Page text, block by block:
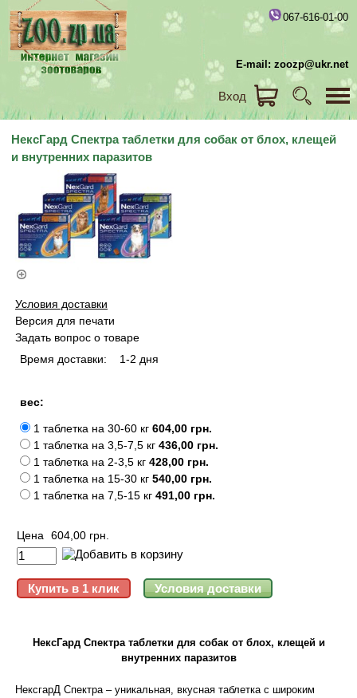
067-616-01-00
E-mail: zoozp@ukr.net
Вход
НексГард Спектра таблетки для собак от блох, клещей
и внутренних паразитов
Условия доставки
Версия для печати
Задать вопрос о товаре
Время доставки:
1-2 дня
вес:
1 таблетка на 30-60 кг 604,00 грн.
1 таблетка на 3,5-7,5 кг 436,00 грн.
1 таблетка на 2-3,5 кг 428,00 грн.
1 таблетка на 15-30 кг 540,00 грн.
1 таблетка на 7,5-15 кг 491,00 грн.
Цена 604,00 грн.
НексГард Спектра таблетки для собак от блох, клещей и
внутренних паразитов
НексгарД Спектра – уникальная, вкусная таблетка с широким